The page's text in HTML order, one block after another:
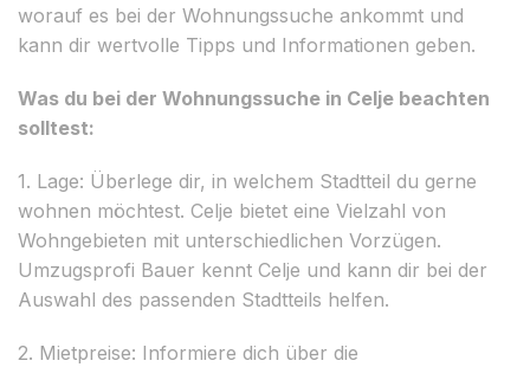
worauf es bei der Wohnungssuche ankommt und
kann dir wertvolle Tipps und Informationen geben.
Was du bei der Wohnungssuche in Celje beachten
solltest:
1. Lage: Überlege dir, in welchem Stadtteil du gerne
wohnen möchtest. Celje bietet eine Vielzahl von
Wohngebieten mit unterschiedlichen Vorzügen.
Umzugsprofi Bauer kennt Celje und kann dir bei der
Auswahl des passenden Stadtteils helfen.
2. Mietpreise: Informiere dich über die